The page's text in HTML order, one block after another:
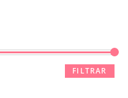
FILTRAR